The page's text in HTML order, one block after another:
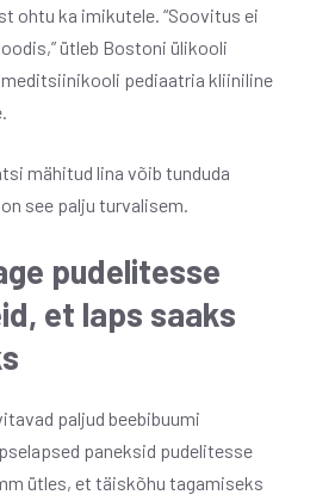
ohtu ka imikutele. “Soovitus ei
ütleb Bostoni ülikooli
pediaatria kliiniline
mähitud lina võib tunduda
see palju turvalisem.
pudelitesse
et laps saaks
paljud beebibuumi
paneksid pudelitesse
ütles, et täiskõhu tagamiseks